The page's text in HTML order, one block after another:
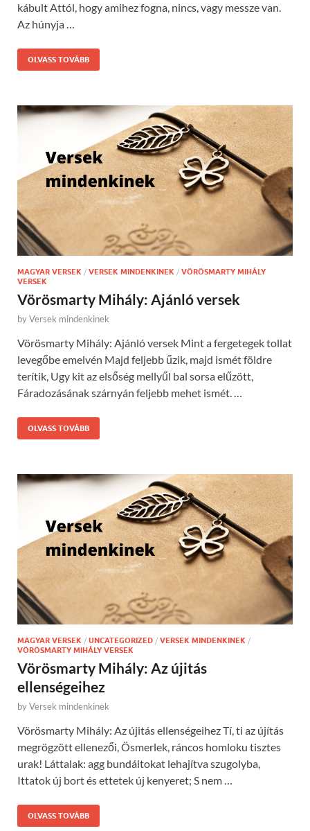
kábult Attól, hogy amihez fogna, nincs, vagy messze van.
Az húnyja …
OLVASS TOVÁBB
MAGYAR VERSEK / VERSEK MINDENKINEK / VÖRÖSMARTY MIHÁLY
VERSEK
Vörösmarty Mihály: Ajánló versek
byVersek mindenkinek
Vörösmarty Mihály: Ajánló versek Mint a fergetegek tollat
levegőbe emelvén Majd feljebb űzik, majd ismét földre
terítik, Ugy kit az elsőség mellyűl bal sorsa elűzött,
Fáradozásának szárnyán feljebb mehet ismét. …
OLVASS TOVÁBB
MAGYAR VERSEK / UNCATEGORIZED / VERSEK MINDENKINEK /
VÖRÖSMARTY MIHÁLY VERSEK
Vörösmarty Mihály: Az újitás
ellenségeihez
byVersek mindenkinek
Vörösmarty Mihály: Az újitás ellenségeihez Tí, ti az újítás
megrögzött ellenezői, Ösmerlek, ráncos homloku tisztes
urak! Láttalak: agg bundáitokat lehajítva szugolyba,
Ittatok új bort és ettetek új kenyeret; S nem …
OLVASS TOVÁBB